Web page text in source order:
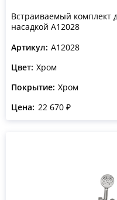
Встраиваемый комплект
насадкой A12028
Артикул: A12028
Цвет: Хром
Покрытие: Хром
Цена: 22 670 ₽